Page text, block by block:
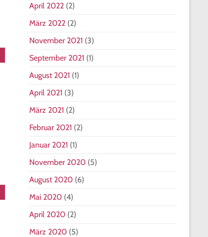
April 2022(2)
März 2022(2)
November 2021 (3)
September 2021 (1)
August 2021 (1)
April 2021 (3)
März 2021 (2)
Februar 2021 (2)
Januar 2021 (1)
November 2020(5)
August 2020(6)
Mai 2020(4)
April 2020(2)
März 2020(5)